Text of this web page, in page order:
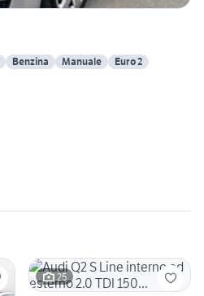
Benzina Manuale Euro 2
25